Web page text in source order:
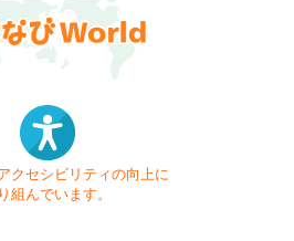
クセシビリティの向上に
組んでいます。